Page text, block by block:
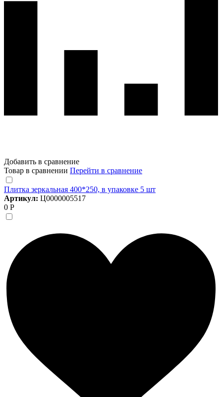
Добавить в сравнение
Товар в сравнении Перейти в сравнение
Плитка зеркальная 400*250, в упаковке 5 шт
Артикул: Ц0000005517
0 Р